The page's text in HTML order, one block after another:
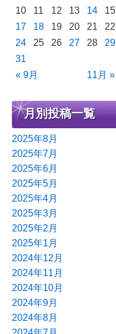
« 9月 11月 »
10
11 12 13 14 15
17
18 19 20 21 22
24
25 26 27 28 29
31
月別投稿一覧
2025年8月
2025年7月
2025年6月
2025年5月
2025年4月
2025年3月
2025年2月
2025年1月
2024年12月
2024年11月
2024年10月
2024年9月
2024年8月